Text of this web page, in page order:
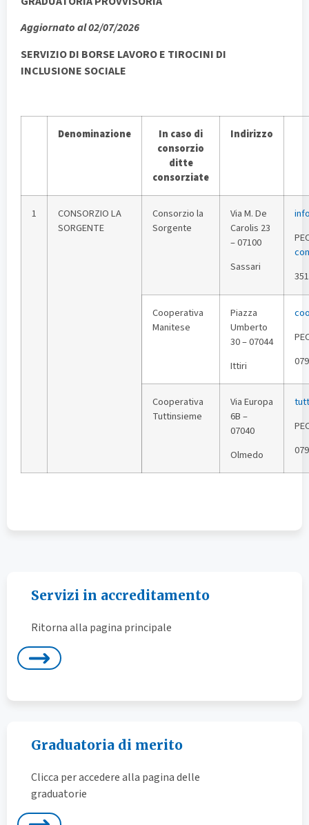
Aggiornato al 02/07/2026
SERVIZIO DI BORSE LAVORO E TIROCINI DI
INCLUSIONE SOCIALE
Denominazione
In caso di
consorzio
ditte
consorziate
Indirizzo
1
CONSORZIO LA
SORGENTE
Consorzio la
Sorgente
Via M. De
Carolis 23
– 07100
Sassari
Cooperativa
Manitese
Piazza
Umberto
30 – 07044
Ittiri
Cooperativa
Tuttinsieme
Via Europa
6B –
07040
Olmedo
Servizi in accreditamento
Ritorna alla pagina principale
Graduatoria di merito
Clicca per accedere alla pagina delle
graduatorie